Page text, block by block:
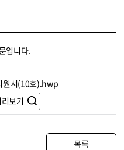
입니다.
원서(10호).hwp
보기
목록